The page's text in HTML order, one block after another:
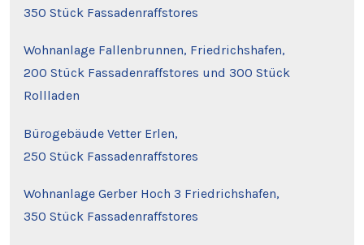
350 Stück Fassadenraffstores
Wohnanlage Fallenbrunnen, Friedrichshafen,
200 Stück Fassadenraffstores und 300 Stück
Rollladen
Bürogebäude Vetter Erlen,
250 Stück Fassadenraffstores
Wohnanlage Gerber Hoch 3 Friedrichshafen,
350 Stück Fassadenraffstores